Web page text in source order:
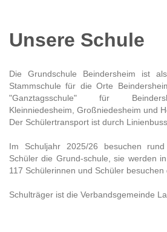
Unsere Schule
Die Grundschule Beindersheim ist
Stammschule für die Orte
"Ganztagsschule" für
Kleinniedesheim, Großniedesheim und
Der Schülertransport ist durch
Im Schuljahr 2025/26 besuchen
Schüler die Grund-schule, sie werden
117 Schülerinnen und Schüler besuchen
Schulträger ist die Verbandsgemeinde